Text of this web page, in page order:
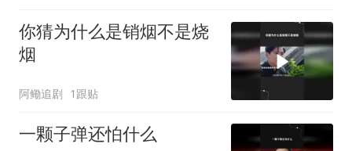
你猜为什么是销烟不是烧
烟
阿鳓追剧 1跟贴
一颗子弹还怕什么